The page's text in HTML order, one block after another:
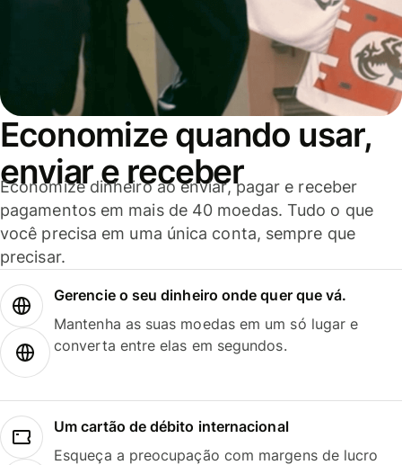
Economize quando usar,
enviar e receber
Economize dinheiro ao enviar, pagar e receber
pagamentos em mais de 40 moedas. Tudo o que
você precisa em uma única conta, sempre que
precisar.
Gerencie o seu dinheiro onde quer que vá.
Mantenha as suas moedas em um só lugar e
converta entre elas em segundos.
Um cartão de débito internacional
Esqueça a preocupação com margens de lucro